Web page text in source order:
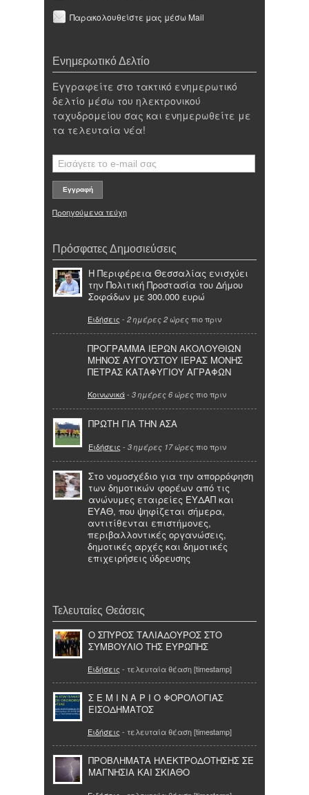
Παρακολουθείστε μας μέσω Mail
Ενημερωτικό Δελτίο
Εγγραφείτε στο τακτικό ενημερωτικό
δελτίο μέσω του ηλεκτρονικού
ταχυδρομείου σας και ενημερωθείτε με
τα τελευταία νέα!
Προηγούμενα τεύχη
Πρόσφατες Δημοσιεύσεις
Η Περιφέρεια Θεσσαλίας ενισχύει
την Πολιτική Προστασία του Δήμου
Σοφάδων με 300.000 ευρώ
Ειδήσεις - 2 ημέρες 2 ώρες πιο πριν
ΠΡΟΓΡΑΜΜΑ ΙΕΡΩΝ ΑΚΟΛΟΥΘΙΩΝ
ΜΗΝΟΣ ΑΥΓΟΥΣΤΟΥ ΙΕΡΑΣ ΜΟΝΗΣ
ΠΕΤΡΑΣ ΚΑΤΑΦΥΓΙΟΥ ΑΓΡΑΦΩΝ
Κοινωνικά- 3 ημέρες 6 ώρες πιο πριν
ΠΡΩΤΗ ΓΙΑ ΤΗΝ ΑΣΑ
Ειδήσεις - 3 ημέρες 17 ώρες πιο πριν
Στο νομοσχέδιο για την απορρόφηση
των δημοτικών φορέων από τις
ανώνυμες εταιρείες ΕΥΔΑΠ και
ΕΥΑΘ, που ψηφίζεται σήμερα,
αντιτίθενται επιστήμονες,
περιβαλλοντικές οργανώσεις,
δημοτικές αρχές και δημοτικές
επιχειρήσεις ύδρευσης
Τελευταίες Θεάσεις
O ΣΠΥΡΟΣ ΤΑΛΙΑΔΟΥΡΟΣ ΣΤΟ
ΣΥΜΒΟΥΛΙΟ THΣ ΕΥΡΩΠΗΣ
Ειδήσεις - τελευταία θέαση [timestamp]
Σ Ε Μ Ι Ν Α Ρ Ι Ο ΦΟΡΟΛΟΓΙΑΣ
ΕΙΣΟΔΗΜΑΤΟΣ
Ειδήσεις - τελευταία θέαση [timestamp]
ΠΡΟΒΛΗΜΑΤΑ ΗΛΕΚΤΡΟΔΟΤΗΣΗΣ ΣΕ
ΜΑΓΝΗΣΙΑ ΚΑΙ ΣΚΙΑΘΟ